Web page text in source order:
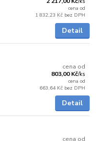
cena od
1 832,23 Kč bez DPH
Detail
cena od
803,00 Kč/ks
cena od
663,64 Kč bez DPH
Detail
cena od